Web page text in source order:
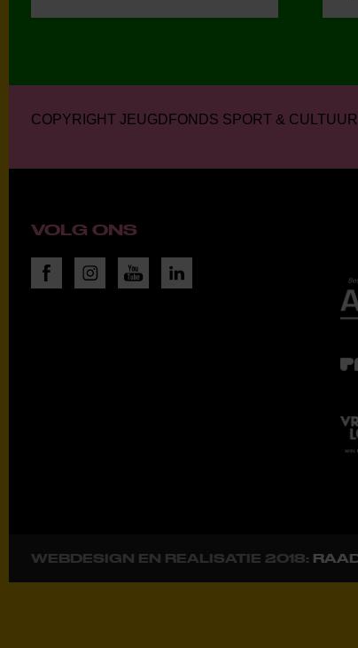
COPYRIGHT JEUGDFONDS SPORT &
VOLG ONS
WEBDESIGN EN REALISATIE 2018: